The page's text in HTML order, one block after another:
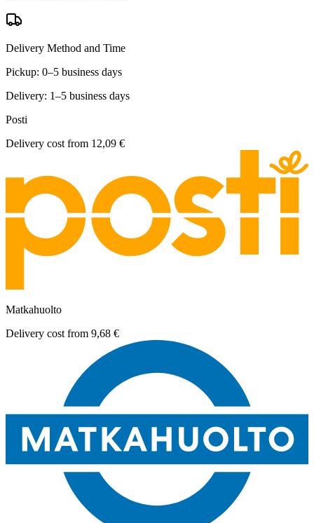
Delivery Method and Time
Pickup: 0–5 business days
Delivery: 1–5 business days
Posti
Delivery cost from 12,09 €
Matkahuolto
Delivery cost from 9,68 €